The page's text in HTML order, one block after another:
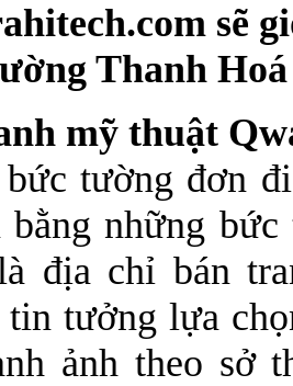
sẽ
Thanh
mỹ thuật
tường đơn
bằng những
địa chỉ bán
tưởng lựa
ảnh theo sở